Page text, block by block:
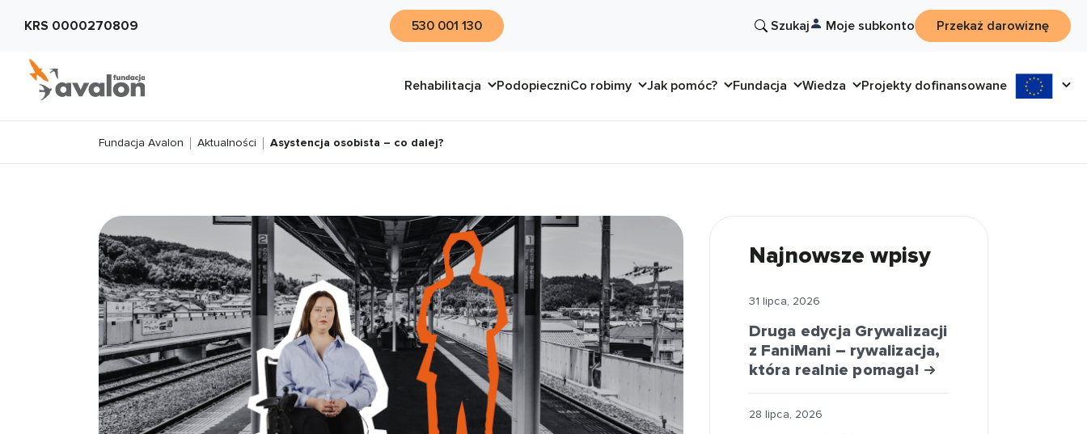
KRS 0000270809 530 001 130 Szukaj Moje subkonto Przekaż darowiznę
Rehabilitacja PodopieczniCo robimy Jak pomóc? Fundacja Wiedza Projekty dofinansowane
Fundacja Avalon Aktualności Asystencja osobista – co dalej?
Najnowsze wpisy
31 lipca, 2026
Druga edycja Grywalizacji
z FaniMani – rywalizacja,
która realnie pomaga!
28 lipca, 2026